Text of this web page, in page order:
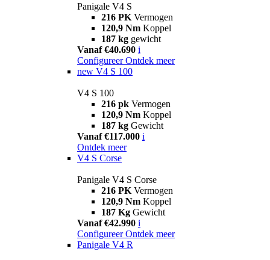
Panigale V4 S
216 PK Vermogen
120,9 Nm Koppel
187 kg gewicht
Vanaf €40.690 i
Configureer Ontdek meer
new V4 S 100
V4 S 100
216 pk Vermogen
120,9 Nm Koppel
187 kg Gewicht
Vanaf €117.000 i
Ontdek meer
V4 S Corse
Panigale V4 S Corse
216 PK Vermogen
120,9 Nm Koppel
187 Kg Gewicht
Vanaf €42.990 i
Configureer Ontdek meer
Panigale V4 R